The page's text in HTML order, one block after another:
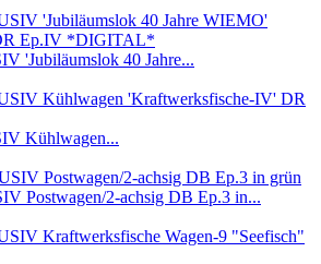
'Jubiläumslok 40 Jahre...
Kühlwagen...
Postwagen/2-achsig DB Ep.3 in...